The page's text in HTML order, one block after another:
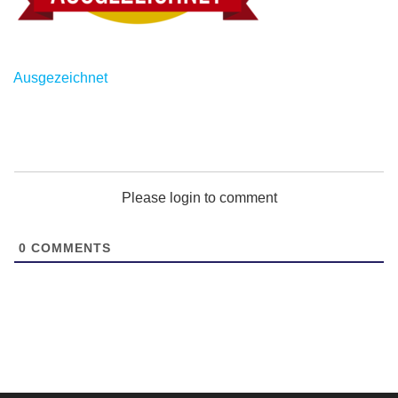
Post
Ausgezeichnet
Please login to comment
0 COMMENTS